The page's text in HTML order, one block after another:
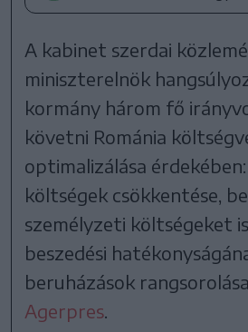
A kabinet szerdai
miniszterelnök
kormány három fő
követni Románia
optimalizálása
költségek csökkentése,
személyzeti költségeket
beszedési
beruházások
Agerpres